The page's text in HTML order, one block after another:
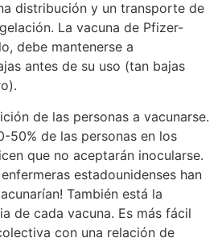
distribución y un transporte de
La vacuna de Pfizer-
debe mantenerse a
antes de su uso (tan bajas
de las personas a vacunarse.
50% de las personas en los
que no aceptarán inocularse.
estadounidenses han
También está la
de cada vacuna. Es más fácil
con una relación de